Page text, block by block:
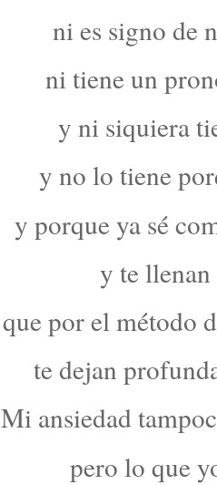
ni es signo de
ni tiene un
y ni siquiera
y no lo tiene
y porque ya sé
y te
que por el método
te dejan
Mi ansiedad
pero lo que